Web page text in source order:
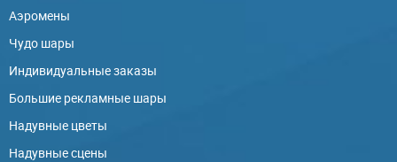
Аэромены
Чудо шары
Индивидуальные заказы
Большие рекламные шары
Надувные цветы
Надувные сцены